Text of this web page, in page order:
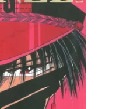
親子玩具
化妝保養 情趣用品